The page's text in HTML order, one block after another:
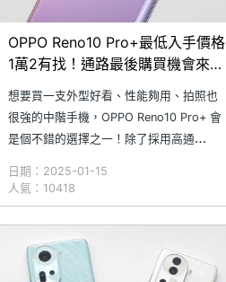
OPPO Reno10 Pro+最低入手價格
1萬2有找！通路最後購買機會來了
想要買一支外型好看、性能夠用、拍照也
很強的中階手機，OPPO Reno10 Pro+ 會
是個不錯的選擇之一！除了採用高通
SuperVOOC 超級閃充，後置 5,000 萬畫
素三鏡頭主相機更能幫你拍出許多好照
片！究竟這款在台灣上市 1 年
日期：2025-01-15
人氣：10418